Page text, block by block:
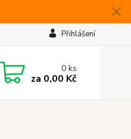
Přihlášení
0ks
za 0,00 Kč